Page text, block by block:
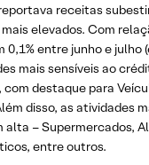
receitas
elevados. Com
0,1% entre junho e julho
mais sensíveis ao
com destaque para
disso, as atividades
alta – Supermercados,
entre outros.